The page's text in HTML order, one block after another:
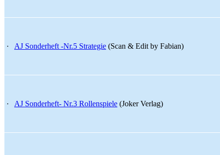
· AJ Sonderheft -Nr.5 Strategie (Scan & Edit by Fabian)
· AJ Sonderheft- Nr.3 Rollenspiele (Joker Verlag)